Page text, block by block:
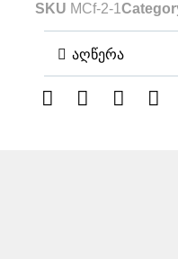
SKU MCf-2-1
აღწერა